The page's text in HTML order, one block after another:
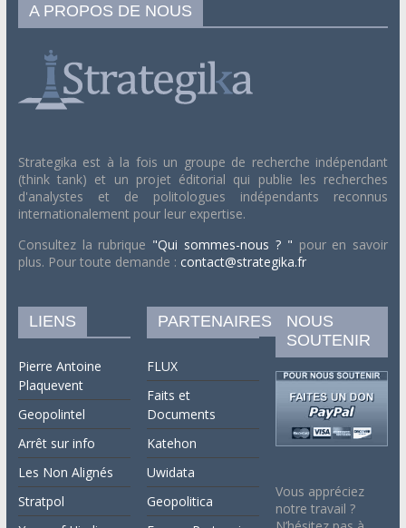
A PROPOS DE NOUS
Strategika est à la fois un groupe de recherche indépendant
(think tank) et un projet éditorial qui publie les recherches
d'analystes et de politologues indépendants reconnus
internationalement pour leur expertise.
Consultez la rubrique "Qui sommes-nous ? " pour en savoir
plus. Pour toute demande : contact@strategika.fr
LIENS
Pierre Antoine
Plaquevent
Geopolintel
Arrêt sur info
Les Non Alignés
Stratpol
PARTENAIRES
FLUX
Faits et
Documents
Katehon
Uwidata
Geopolitica
NOUS
SOUTENIR
Vous appréciez
notre travail ?